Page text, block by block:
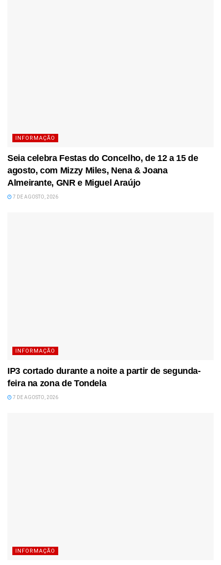
INFORMAÇÃO
Seia celebra Festas do Concelho, de 12 a 15 de
agosto, com Mizzy Miles, Nena & Joana
Almeirante, GNR e Miguel Araújo
7 DE AGOSTO, 2026
INFORMAÇÃO
IP3 cortado durante a noite a partir de segunda-
feira na zona de Tondela
7 DE AGOSTO, 2026
INFORMAÇÃO